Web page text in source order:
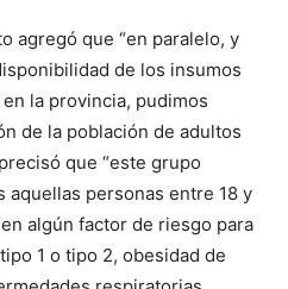
agregó que “en paralelo, y
de los insumos
la provincia, pudimos
de la población de adultos
que “este grupo
aquellas personas entre 18 y
algún factor de riesgo para
1 o tipo 2, obesidad de